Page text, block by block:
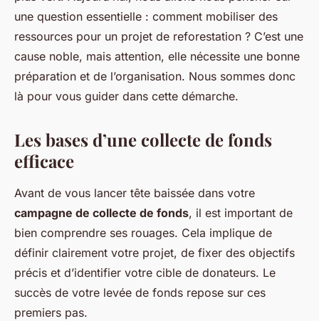
une question essentielle : comment mobiliser des
ressources pour un projet de reforestation ? C’est une
cause noble, mais attention, elle nécessite une bonne
préparation et de l’organisation. Nous sommes donc
là pour vous guider dans cette démarche.
Les bases d’une collecte de fonds
efficace
Avant de vous lancer tête baissée dans votre
campagne de collecte de fonds, il est important de
bien comprendre ses rouages. Cela implique de
définir clairement votre projet, de fixer des objectifs
précis et d’identifier votre cible de donateurs. Le
succès de votre levée de fonds repose sur ces
premiers pas.